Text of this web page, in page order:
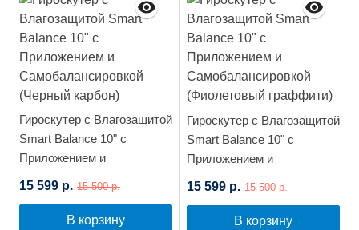
Гироскутер с Влагозащитой
Smart Balance 10" c
Приложением и
(Черный карбон)
15 599 р. 15 500 р.
В корзину
Гироскутер с Влагозащитой
Smart Balance 10" c
Приложением и
(Фиолетовый граффити)
15 599 р. 15 500 р.
В корзину